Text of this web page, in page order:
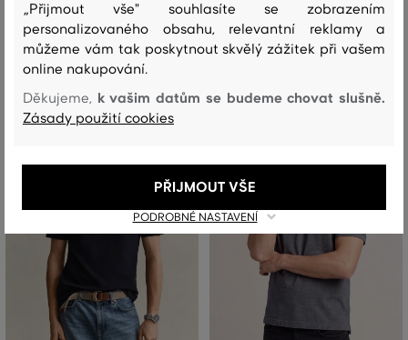
Dostupné velikosti:
L, XL, XXL +3 další S, L , XL, XXL +2 další
„Přijmout vše" souhlasíte se zobrazením
personalizovaného obsahu, relevantní reklamy a
můžeme vám tak poskytnout skvělý zážitek při vašem
online nakupování.
Děkujeme, k vašim datům se budeme chovat slušně.
Zásady použití cookies
PODROBNÉ NASTAVENÍ
PŘIJMOUT VŠE